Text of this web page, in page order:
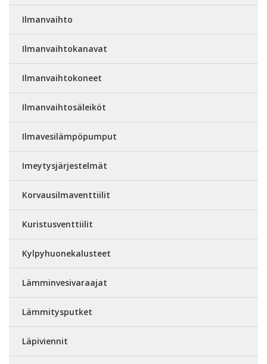
Ilmanvaihto
Ilmanvaihtokanavat
Ilmanvaihtokoneet
Ilmanvaihtosäleiköt
Ilmavesilämpöpumput
Imeytysjärjestelmät
Korvausilmaventtiilit
Kuristusventtiilit
Kylpyhuonekalusteet
Lämminvesivaraajat
Lämmitysputket
Läpiviennit